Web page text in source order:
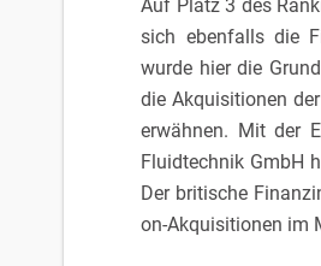
Auf Platz 3 des
sich ebenfalls die
wurde hier die
die Akquisitionen der
erwähnen. Mit der
Fluidtechnik GmbH
Der britische
on-Akquisitionen im